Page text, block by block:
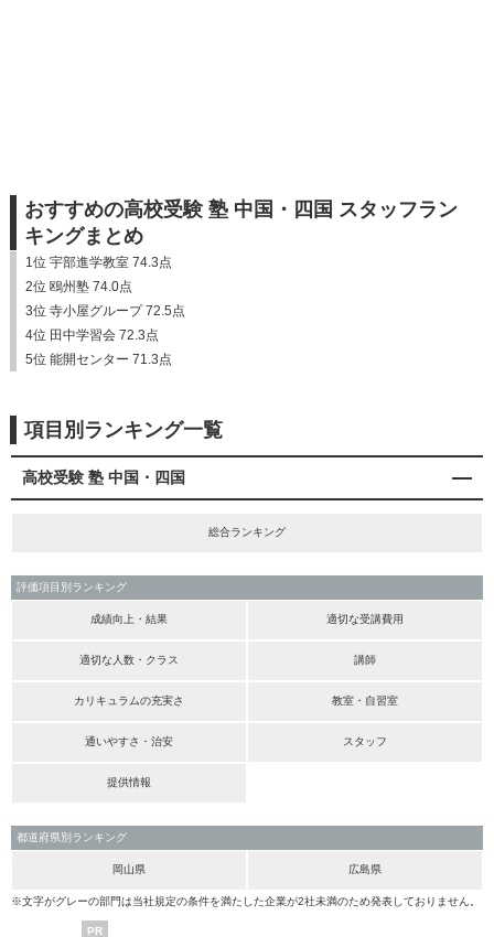
おすすめの高校受験 塾 中国・四国 スタッフラン
キングまとめ
1位 宇部進学教室 74.3点
2位 鴎州塾 74.0点
3位 寺小屋グループ 72.5点
4位 田中学習会 72.3点
5位 能開センター 71.3点
項目別ランキング一覧
高校受験 塾 中国・四国
総合ランキング
評価項目別ランキング
成績向上・結果 適切な受講費用
適切な人数・クラス 講師
カリキュラムの充実さ 教室・自習室
通いやすさ・治安 スタッフ
提供情報
都道府県別ランキング
岡山県 広島県
※文字がグレーの部門は当社規定の条件を満たした企業が2社未満のため発表しておりません。
PR